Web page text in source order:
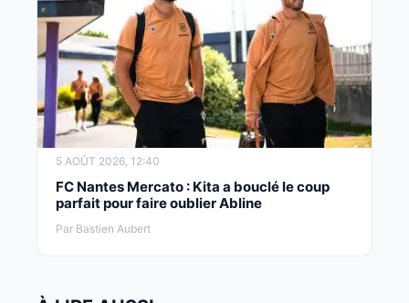
5 AOÛT 2026, 12:40
FC Nantes Mercato : Kita a bouclé le coup
parfait pour faire oublier Abline
Par Bastien Aubert